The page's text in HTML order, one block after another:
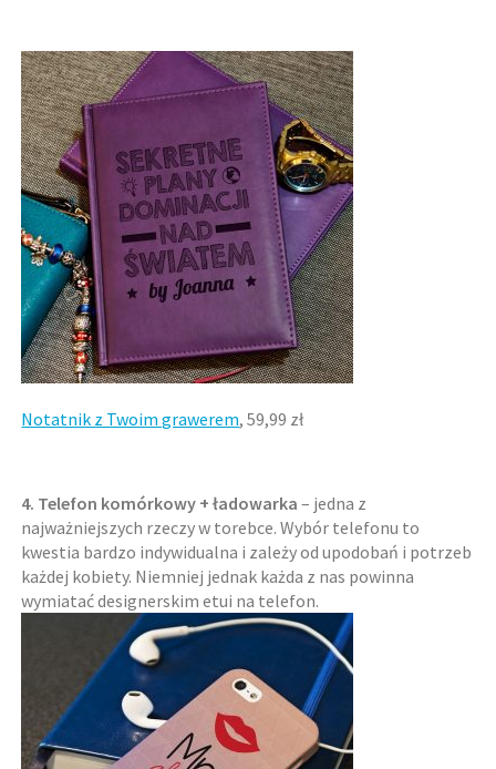
Notatnik z Twoim grawerem, 59,99 zł
4. Telefon komórkowy + ładowarka– jedna z
najważniejszych rzeczy w torebce. Wybór telefonu to
kwestia bardzo indywidualna i zależy od upodobań i potrzeb
każdej kobiety. Niemniej jednak każda z nas powinna
wymiatać designerskim etui na telefon.